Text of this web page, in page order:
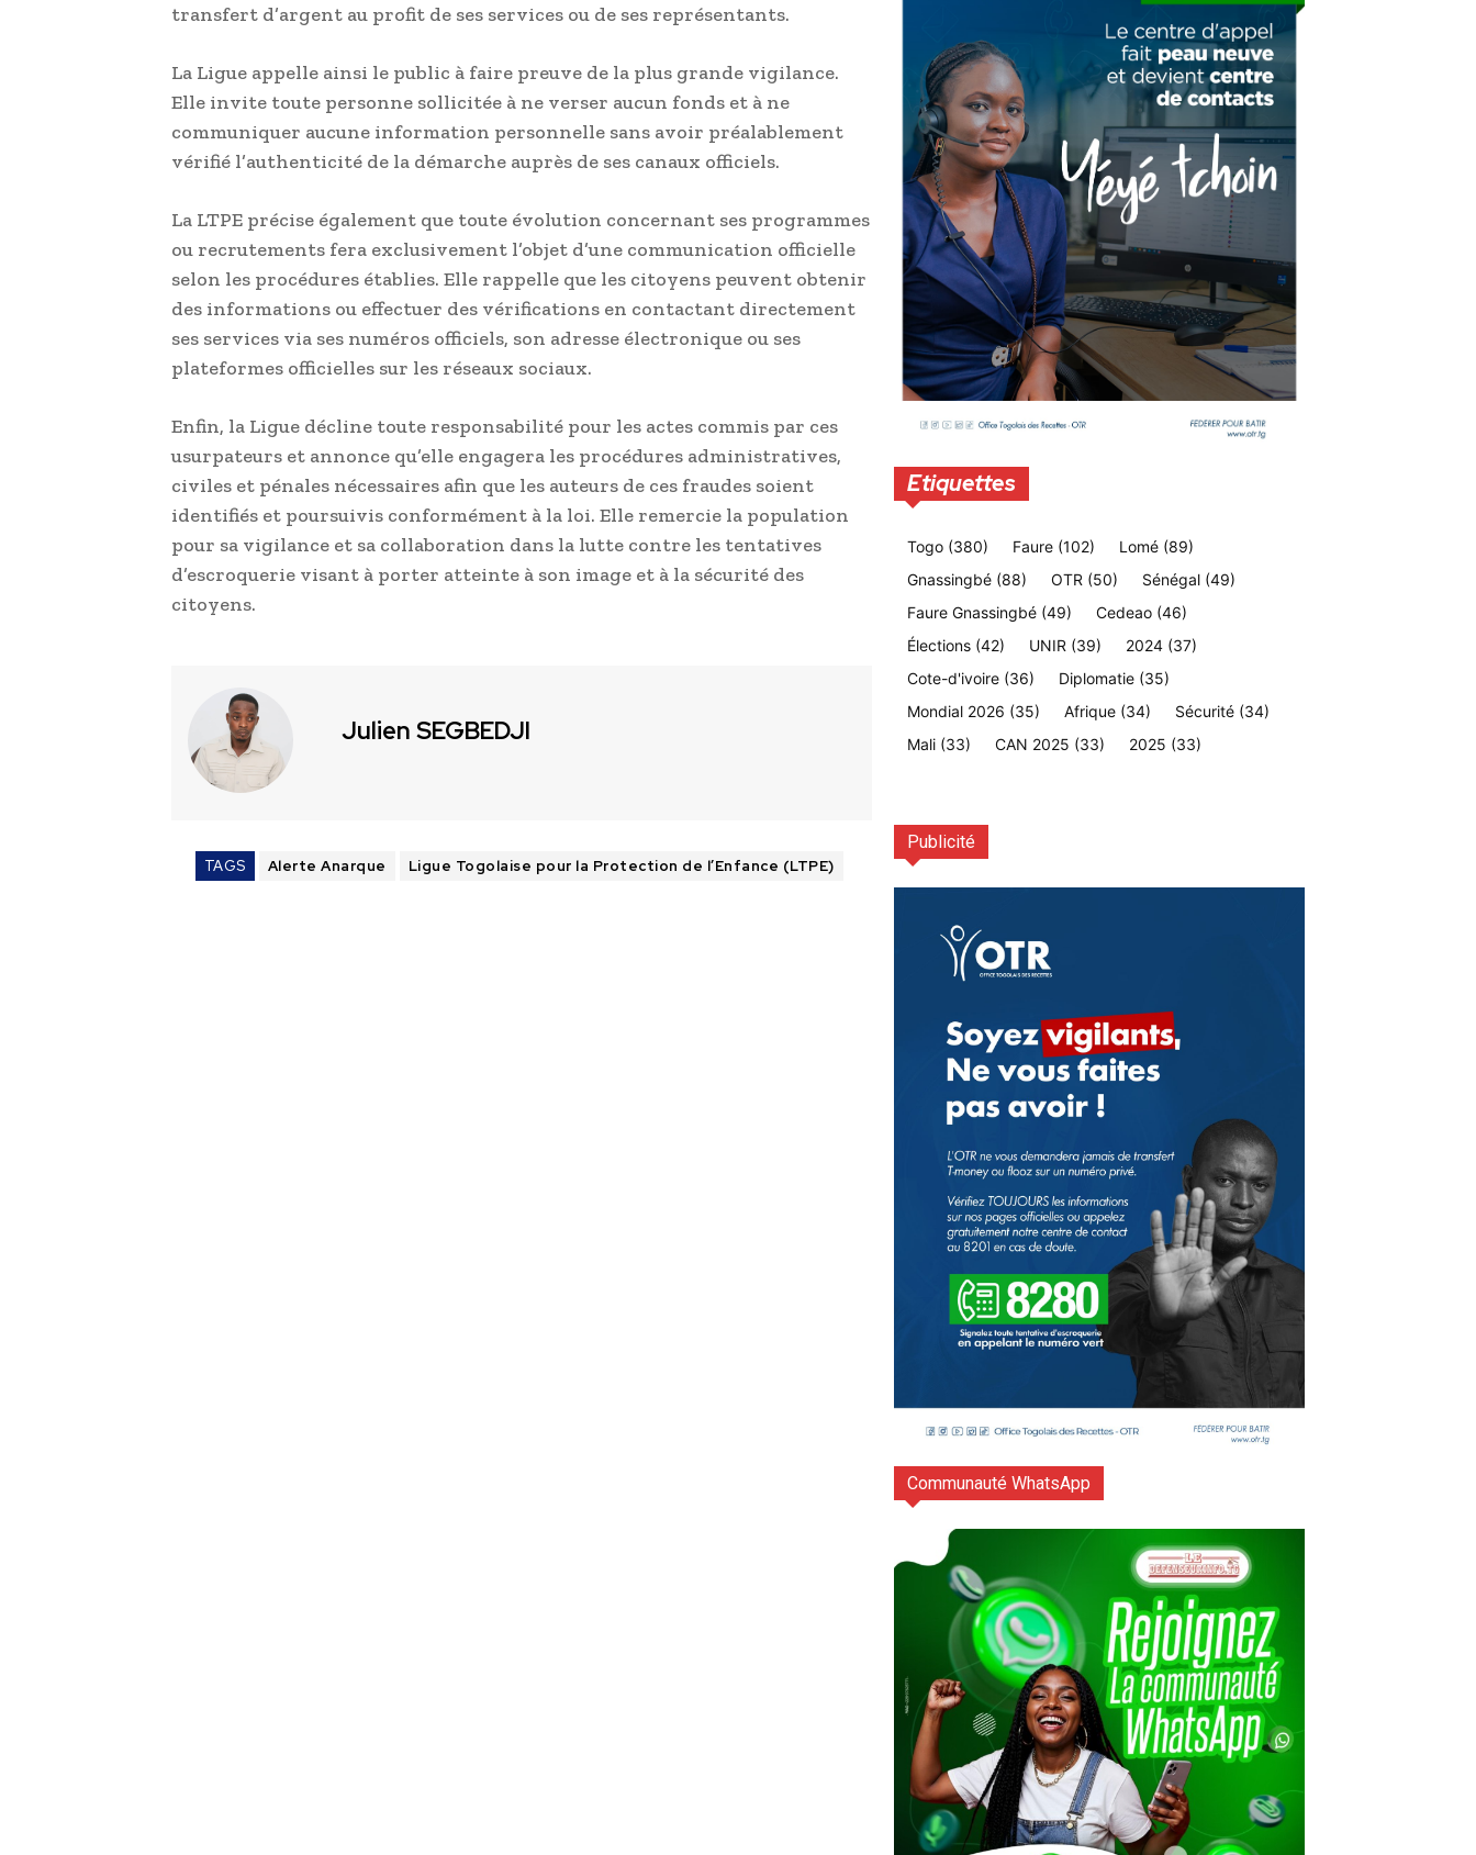
transfert d’argent au profit de ses services ou de ses représentants.
La Ligue appelle ainsi le public à faire preuve de la plus grande vigilance.
Elle invite toute personne sollicitée à ne verser aucun fonds et à ne
communiquer aucune information personnelle sans avoir préalablement
vérifié l’authenticité de la démarche auprès de ses canaux officiels.
La LTPE précise également que toute évolution concernant ses programmes
ou recrutements fera exclusivement l’objet d’une communication officielle
selon les procédures établies. Elle rappelle que les citoyens peuvent obtenir
des informations ou effectuer des vérifications en contactant directement
ses services via ses numéros officiels, son adresse électronique ou ses
plateformes officielles sur les réseaux sociaux.
Enfin, la Ligue décline toute responsabilité pour les actes commis par ces
usurpateurs et annonce qu’elle engagera les procédures administratives,
civiles et pénales nécessaires afin que les auteurs de ces fraudes soient
identifiés et poursuivis conformément à la loi. Elle remercie la population
pour sa vigilance et sa collaboration dans la lutte contre les tentatives
d’escroquerie visant à porter atteinte à son image et à la sécurité des
citoyens.
Julien SEGBEDJI
TAGS Alerte Anarque Ligue Togolaise pour la Protection de l’Enfance (LTPE)
Etiquettes
Togo (380) Faure (102) Lomé (89)
Gnassingbé (88) OTR (50) Sénégal (49)
Faure Gnassingbé (49) Cedeao (46)
Élections (42) UNIR (39) 2024 (37)
Cote-d'ivoire (36) Diplomatie (35)
Mondial 2026 (35) Afrique (34) Sécurité (34)
Mali (33) CAN 2025 (33) 2025 (33)
Publicité
Communauté WhatsApp